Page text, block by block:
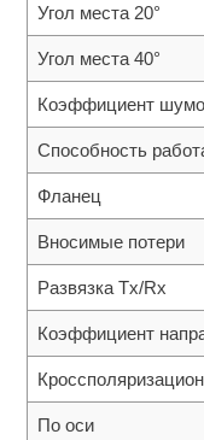
Угол места 20°
Угол места 40°
Коэффициент
Способность
Фланец
Вносимые потери
Развязка Tx/Rx
Коэффициент
По оси